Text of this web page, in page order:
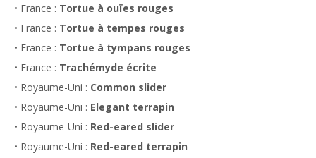
• France : Tortue à ouïes rouges
• France : Tortue à tempes rouges
• France : Tortue à tympans rouges
• France : Trachémyde écrite
• Royaume-Uni : Common slider
• Royaume-Uni : Elegant terrapin
• Royaume-Uni : Red-eared slider
• Royaume-Uni : Red-eared terrapin